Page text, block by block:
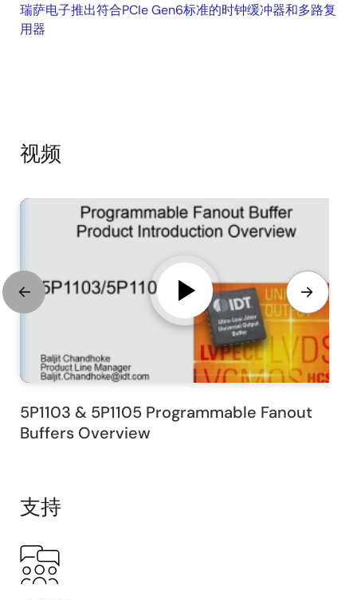
瑞萨电子推出符合PCIe Gen6标准的时钟缓冲器和多路复
用器
视频
5P1103 & 5P1105 Programmable Fanout
Buffers Overview
支持